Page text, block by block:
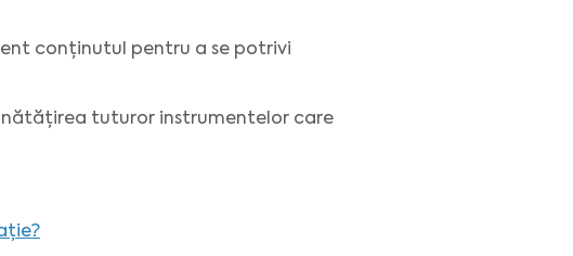
conținutul pentru a se potrivi
tuturor instrumentelor care